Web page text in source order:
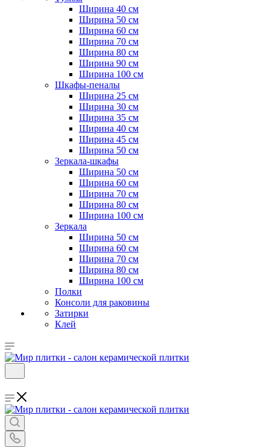
Ширина 40 см
Ширина 50 см
Ширина 60 см
Ширина 70 см
Ширина 80 см
Ширина 90 см
Ширина 100 см
Шкафы-пеналы
Ширина 25 см
Ширина 30 см
Ширина 35 см
Ширина 40 см
Ширина 45 см
Ширина 50 см
Зеркала-шкафы
Ширина 50 см
Ширина 60 см
Ширина 70 см
Ширина 80 см
Ширина 100 см
Зеркала
Ширина 50 см
Ширина 60 см
Ширина 70 см
Ширина 80 см
Ширина 100 см
Полки
Консоли для раковины
Затирки
Клей